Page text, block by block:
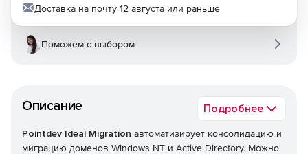
Описание Подробнее
Pointdev Ideal Migration автоматизирует консолидацию и
миграцию доменов Windows NT и Active Directory. Можно
Доставка на почту 12 августа или раньше
Поможем с выбором